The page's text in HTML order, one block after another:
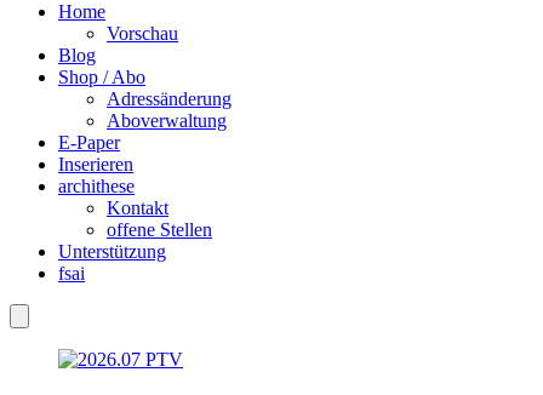
Home
Vorschau
Blog
Shop / Abo
Adressänderung
Aboverwaltung
E-Paper
Inserieren
archithese
Kontakt
offene Stellen
Unterstützung
fsai